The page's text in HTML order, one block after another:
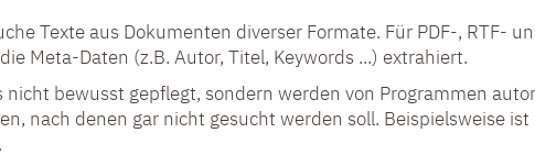
Texte aus Dokumenten diverser Formate. Für PDF-, RTF-
Meta-Daten (z.B. Autor, Titel, Keywords ...) extrahiert.
bewusst gepflegt, sondern werden von Programmen
nach denen gar nicht gesucht werden soll. Beispielsweise